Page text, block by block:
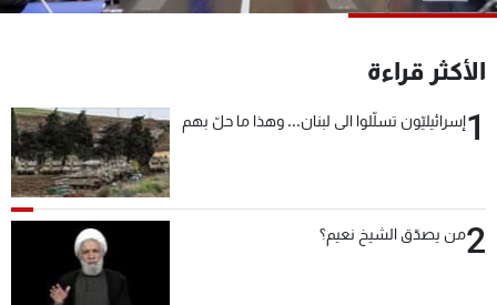
الأكثر قراءة
1إسرائيليّون تسلّلوا الى لبنان... وهذا ما حلّ بهم
2من يصدّق الشيخ نعيم؟
شاهد البرامج
عن MTV
الإنـتـاج
وظائف
شروط الإسـتخدام
سياسة الخصوصية